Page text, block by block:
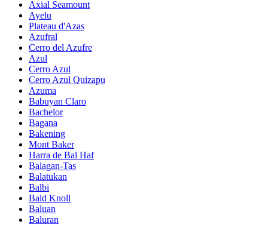
Axial Seamount
Ayelu
Plateau d'Azas
Azufral
Cerro del Azufre
Azul
Cerro Azul
Cerro Azul Quizapu
Azuma
Babuyan Claro
Bachelor
Bagana
Bakening
Mont Baker
Harra de Bal Haf
Balagan-Tas
Balatukan
Balbi
Bald Knoll
Baluan
Baluran